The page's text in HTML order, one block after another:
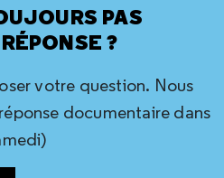
PAS
?
votre question. Nous
documentaire dans